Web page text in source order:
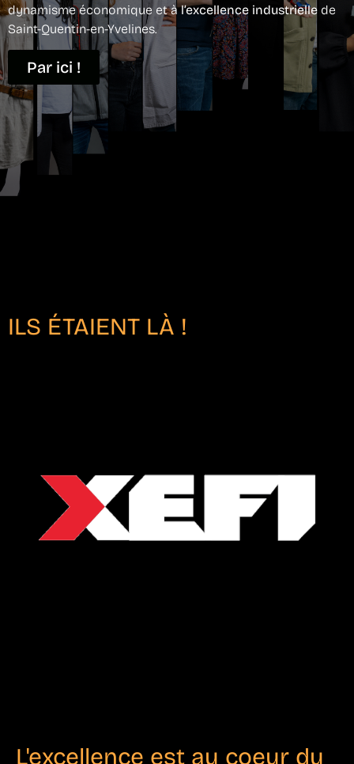
dynamisme économique et àl’excellence industrielle de
Saint-Quentin-en-Yvelines.
Par ici !
ILS ÉTAIENT LÀ !
L'excellence est au coeur du